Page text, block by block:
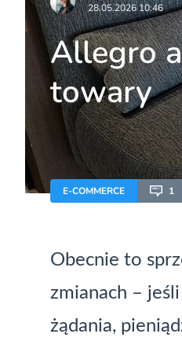
28.05.2026 10:46
Allegro
towary
E-COMMERCE 1
Obecnie to
zmianach –
żądania,